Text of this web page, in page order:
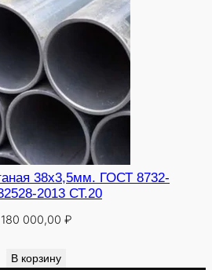
38х3,5мм. ГОСТ 8732-
2013 СТ.20
180 000,00 ₽
В корзину